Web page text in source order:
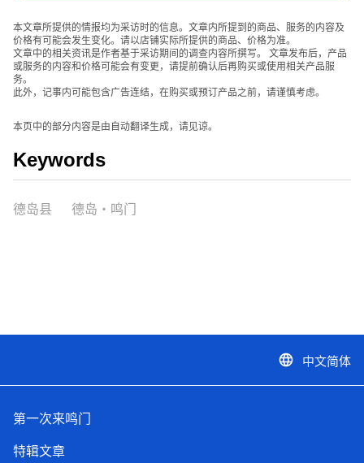
本文章所提供的情报均为采访时的信息。文章内所提到的商品、服务的内容及
价格有可能会发生变化。请以店铺实际所提供的商品、价格为准。
文章中的相关资讯是作者基于采访期间的调查内容所撰写。 文章发布后，产品
或服务的内容和价格可能会有变更，请提前确认后再购买或使用相关产品服
务。
此外，记事内可能包含广告连结，在购买或预订产品之前，请谨慎考虑。
本页中的部分内容是由自动翻译生成，请见谅。
Keywords
德岛县 德岛・鸣门
language 中文简体
第一次来鸣门
特辑文章